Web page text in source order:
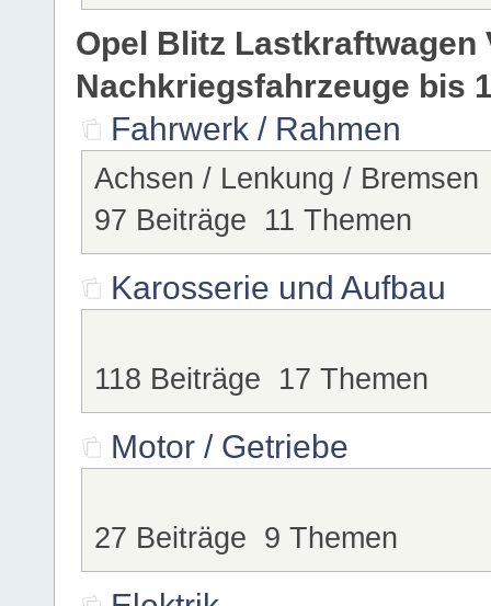
Opel Blitz Lastkraftwagen
Nachkriegsfahrzeuge bis
Fahrwerk / Rahmen
Achsen / Lenkung / Bremsen
97 Beiträge 11 Themen
Karosserie und Aufbau
118 Beiträge 17 Themen
Motor / Getriebe
27 Beiträge 9 Themen